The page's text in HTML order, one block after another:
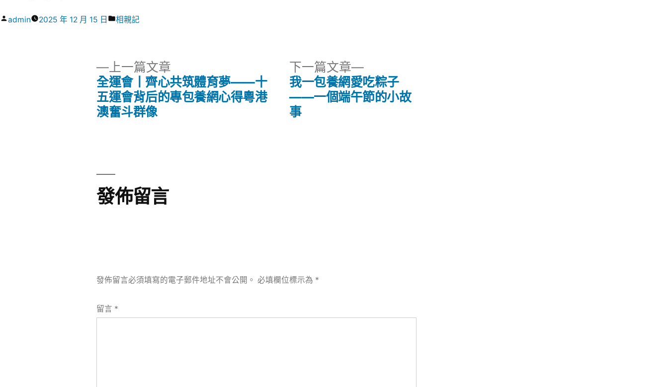
作
admin 2025 年 12 月 15 日
分
相親記
上一篇文章
一
篇
全運會丨齊心共筑體育夢——十
五運會背后的專包養網心得粵港
澳奮斗群像
下一篇文章
下
一
篇
我一包養網愛吃粽子
——一個端午節的小故
事
發佈留言
發佈留言必須填寫的電子郵件地址不會公開。 必填欄位標示為 *
留言 *